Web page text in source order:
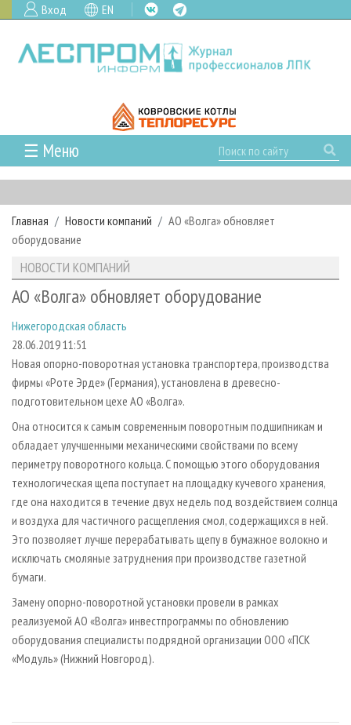
Вход EN
☰ Меню
ГЛАВНАЯ
РУБРИКИ И ТЕМЫ
РУБРИКИ ЖУРНАЛА
ЛЕСНОЕ ХОЗЯЙСТВО
ЛЕСОЗАГОТОВКА
ЛЕСОПИЛЕНИЕ
ДЕРЕВООБРАБОТКА
СУШКА ДРЕВЕСИНЫ
ПРОИЗВОДСТВО ДРЕВЕСНЫХ ПЛИТ
ПРОИЗВОДСТВО МЕБЕЛИ
БИОЭНЕРГЕТИКА
ЦБП
ИНСТРУМЕНТ И МАТЕРИАЛЫ
НОВОСТИ
КАЛЕНДАРЬ СОБЫТИЙ
НОВОСТИ ЛПК
НОВОСТИ КОМПАНИЙ
ПРОЕКТЫ ЛПИ
АНАЛИТИКА
ЛЕСНЫЕ РЕГИОНЫ РОССИИ
ПЕРСОНЫ
МОБИЛЬНЫЕ ВЫСТАВКИ
ПРИОРИТЕТНЫЕ ИНВЕСТПРОЕКТЫ
RUSSIAN FORESTRY REVIEW
ГАЗЕТА ЛЕСПРОМФОРУМ
БИБЛИОТЕКА СПЕЦИАЛИСТА
АРХИВ
СТАТЬИ
ПОДПИСКА
КОНТАКТЫ
РЕКЛАМОДАТЕЛЯМ
РЕКЛАМА
РЕКЛАМА НА САЙТЕ
Главная Новости компаний
АО «Волга» обновляет
оборудование
НОВОСТИ КОМПАНИЙ
АО «Волга» обновляет оборудование
Нижегородская область
28.06.2019 11:51
Новая опорно-поворотная установка транспортера, производства
фирмы «Роте Эрде» (Германия), установлена в древесно-
подготовительном цехе АО «Волга».
Она относится к самым современным поворотным подшипникам и
обладает улучшенными механическими свойствами по всему
периметру поворотного кольца. С помощью этого оборудования
технологическая щепа поступает на площадку кучевого хранения,
где она находится в течение двух недель под воздействием солнца
и воздуха для частичного расщепления смол, содержащихся в ней.
Это позволяет лучше перерабатывать щепу в бумажное волокно и
исключать смоляные затруднения при производстве газетной
бумаги.
Замену опорно-поворотной установки провели в рамках
реализуемой АО «Волга» инвестпрограммы по обновлению
оборудования специалисты подрядной организации ООО «ПСК
«Модуль» (Нижний Новгород).